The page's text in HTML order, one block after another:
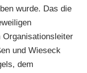
wurde. Das die
Organisationsleiter
und Wieseck
dem